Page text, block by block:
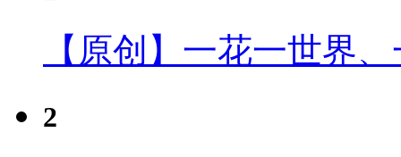
【原创】一花一世界
2